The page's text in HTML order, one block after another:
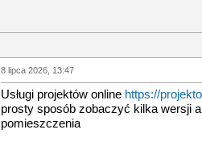
8 lipca 2026, 13:47
Usługi projektów online https://
prosty sposób zobaczyć kilka wersji
pomieszczenia